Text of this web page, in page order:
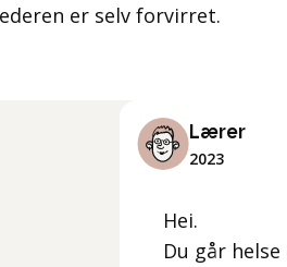
er selv forvirret.
Lærer
2023
Hei.
Du går